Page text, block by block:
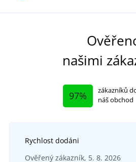
našimi
97%
zákazníků
náš obchod
Rychlost dodáni
Ověřený zákazník, 5. 8. 2026